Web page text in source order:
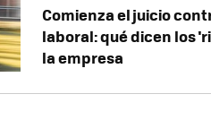
Comienza el juicio
laboral: qué dicen los
la empresa